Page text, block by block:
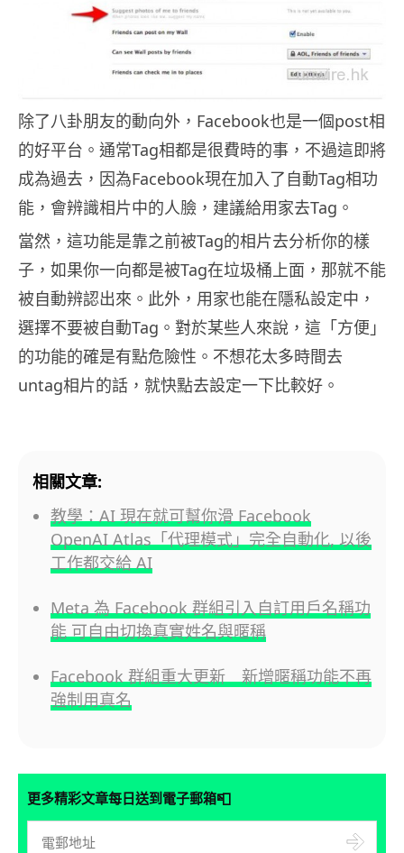
除了八卦朋友的動向外，Facebook也是一個post相
的好平台。通常Tag相都是很費時的事，不過這即將
成為過去，因為Facebook現在加入了自動Tag相功
能，會辨識相片中的人臉，建議給用家去Tag。
當然，這功能是靠之前被Tag的相片去分析你的樣
子，如果你一向都是被Tag在垃圾桶上面，那就不能
被自動辨認出來。此外，用家也能在隱私設定中，
選擇不要被自動Tag。對於某些人來說，這「方便」
的功能的確是有點危險性。不想花太多時間去
untag相片的話，就快點去設定一下比較好。
相關文章:
教學：AI 現在就可幫你滑 Facebook
OpenAI Atlas「代理模式」完全自動化, 以後
工作都交給 AI
Meta 為 Facebook 群組引入自訂用戶名稱功
能 可自由切換真實姓名與暱稱
Facebook 群組重大更新 新增暱稱功能不再
強制用真名
更多精彩文章每日送到電子郵箱📮